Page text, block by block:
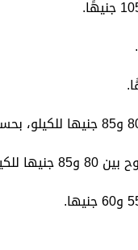
للكيلو.